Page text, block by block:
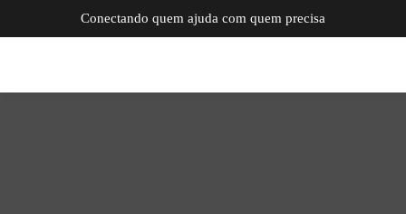
Conectando quem ajuda com quem precisa